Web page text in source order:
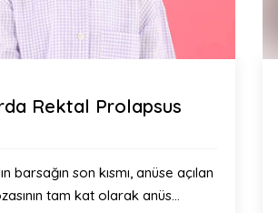
Rektal Prolapsus
barsağın son kısmı, anüse açılan
tam kat olarak anüs…